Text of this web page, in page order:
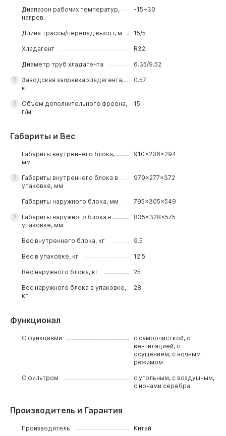
Диапазон рабочих температур,
нагрев.
-15+30
Длина трассы/перепад высот, м 15/5
Хладагент R32
Диаметр труб хладагента 6.35/9.52
Заводская заправка хладагента,
кг
0.57
Объем дополнительного фреона,
г/м
15
Габариты и Вес
Габариты внутреннего блока,
мм
910x206x294
Габариты внутреннего блока в
упаковке, мм
979x277x372
Габариты наружного блока, мм 795x305x549
Габариты наружного блока в
упаковке, мм
835x328x575
Вес внутреннего блока, кг 9.5
Вес в упаковке, кг 12.5
Вес наружного блока, кг 25
Вес наружного блока в упаковке,
кг
28
Функционал
С функциями с самоочисткой, с
вентиляцией, с
осушением, с ночным
режимом
С фильтром
с угольным, с воздушным,
с ионами серебра
Производитель и Гарантия
Производитель Китай